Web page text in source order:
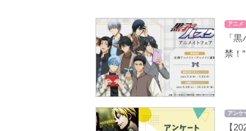
アニメ
「
禁！
アンケ
【